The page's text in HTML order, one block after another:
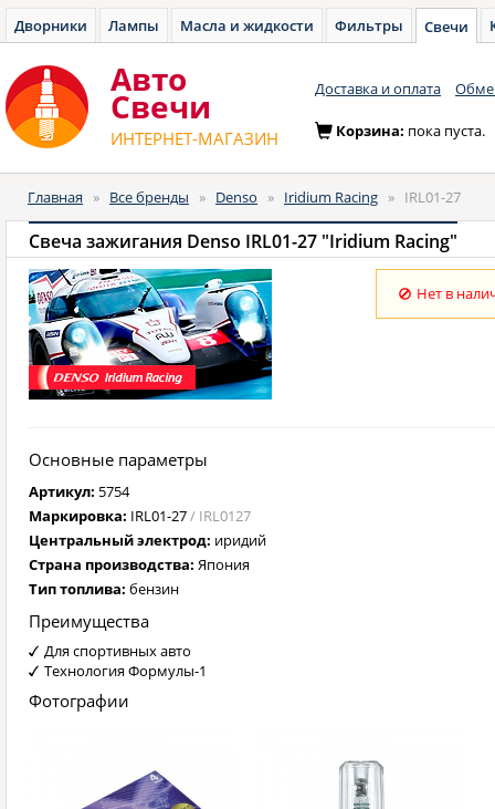
Дворники Лампы Масла и жидкости Фильтры Свечи
Авто
Cвечи
ИНТЕРНЕТ-МАГАЗИН
Доставка и оплата
Корзина: пока пуста.
Главная » Все бренды » Denso » Iridium Racing » IRL01-27
Свеча зажигания Denso IRL01-27 "Iridium Racing"
Нет в
Основные параметры
Артикул: 5754
Маркировка: IRL01-27/ IRL0127
Центральный электрод: иридий
Страна производства: Япония
Тип топлива: бензин
Преимущества
Для спортивных авто
Технология Формулы-1
Фотографии